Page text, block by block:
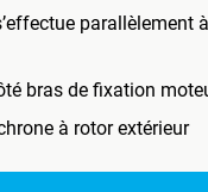
parallèlement
bras de fixation
à rotor extérieur